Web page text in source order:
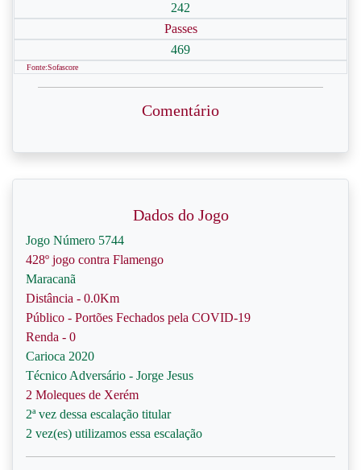
242
Passes
469
Fonte:Sofascore
Comentário
Dados do Jogo
Jogo Número 5744
428º jogo contra Flamengo
Maracanã
Distância - 0.0Km
Público - Portões Fechados pela COVID-19
Renda - 0
Carioca 2020
Técnico Adversário - Jorge Jesus
2 Moleques de Xerém
2ª vez dessa escalação titular
2 vez(es) utilizamos essa escalação